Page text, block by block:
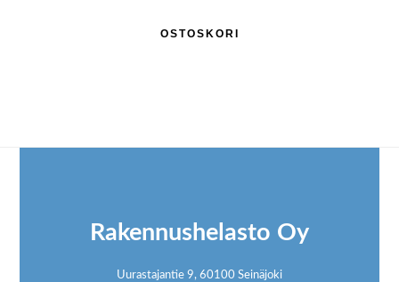
OSTOSKORI
Rakennushelasto Oy
Uurastajantie 9, 60100 Seinäjoki